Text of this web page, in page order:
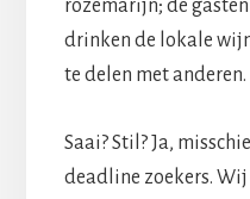
rozemarijn; de
drinken de lokale
te delen met anderen.
Saai? Stil? Ja,
deadline zoekers.